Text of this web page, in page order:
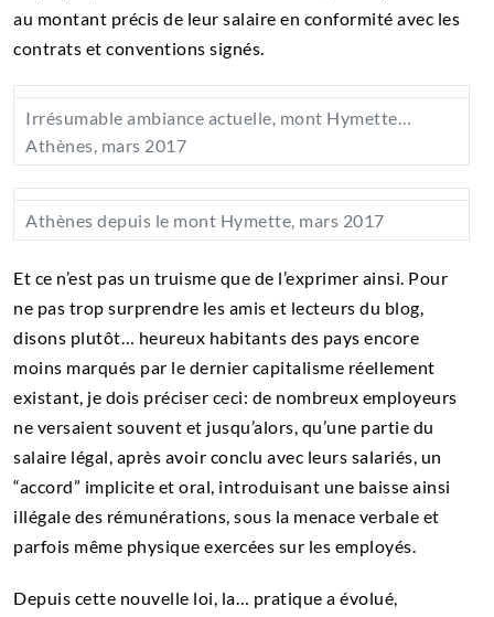
au montant précis de leur salaire en conformité avec les
contrats et conventions signés.
Irrésumable ambiance actuelle, mont Hymette…
Athènes, mars 2017
Athènes depuis le mont Hymette, mars 2017
Et ce n’est pas un truisme que de l’exprimer ainsi. Pour
ne pas trop surprendre les amis et lecteurs du blog,
disons plutôt… heureux habitants des pays encore
moins marqués par le dernier capitalisme réellement
existant, je dois préciser ceci: de nombreux employeurs
ne versaient souvent et jusqu’alors, qu’une partie du
salaire légal, après avoir conclu avec leurs salariés, un
“accord” implicite et oral, introduisant une baisse ainsi
illégale des rémunérations, sous la menace verbale et
parfois même physique exercées sur les employés.
Depuis cette nouvelle loi, la… pratique a évolué,